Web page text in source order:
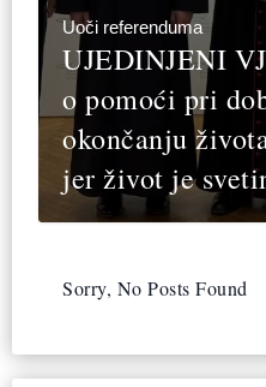
Uoči referenduma
UJEDINJENI
o pomoći pri
okončanju
jer život je
Sorry, No Posts Found